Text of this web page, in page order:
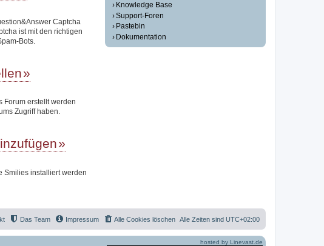
Captcha
ist mit den richtigen
Bots.
Forum erstellt werden
Zugriff haben.
Smilies installiert werden
Knowledge Base
Support-Foren
Pastebin
Dokumentation
Alle Zeiten sind UTC+02:00
Alle Cookies löschen
Impressum
Das Team
hosted by Linevast.de